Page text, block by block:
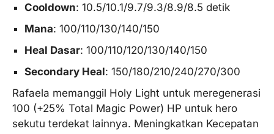
Cooldown: 10.5/10.1/9.7/9.3/8.9/8.5 detik
Mana: 100/110/130/140/150
Heal Dasar: 100/110/120/130/140/150
Secondary Heal: 150/180/210/240/270/300
Rafaela memanggil Holy Light untuk meregenerasi
100 (+25% Total Magic Power) HP untuk hero
sekutu terdekat lainnya. Meningkatkan Kecepatan